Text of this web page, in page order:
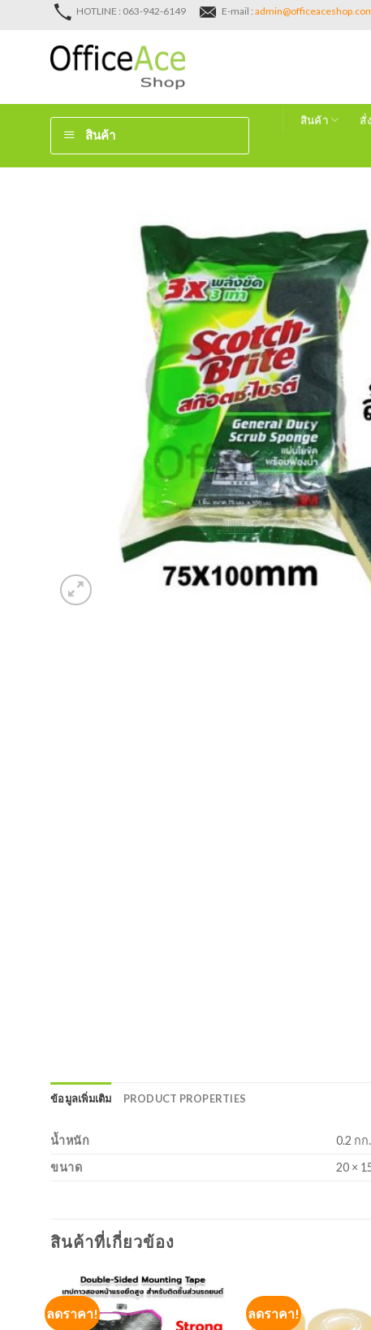
HOTLINE : 063-942-6149 E-mail :
สินค้า
สินค้า สั่
ข้อมูลเพิ่มเติม PRODUCT PROPERTIES
น้ำหนัก
0.2 กก.
ขนาด
20 ×
สินค้าที่เกี่ยวข้อง
ลดราคา! ลดราคา!